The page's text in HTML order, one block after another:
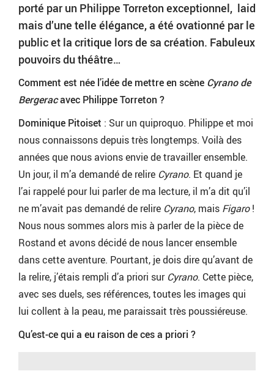
porté par un Philippe Torreton exceptionnel, laid
mais d’une telle élégance, a été ovationné par le
public et la critique lors de sa création. Fabuleux
pouvoirs du théâtre…
Comment est née l’idée de mettre en scène Cyrano de
Bergeracavec Philippe Torreton ?
Dominique Pitoiset : Sur un quiproquo. Philippe et moi
nous connaissons depuis très longtemps. Voilà des
années que nous avions envie de travailler ensemble.
Un jour, il m’a demandé de relire Cyrano. Et quand je
l’ai rappelé pour lui parler de ma lecture, il m’a dit qu’il
ne m’avait pas demandé de relire Cyrano, mais Figaro!
Nous nous sommes alors mis à parler de la pièce de
Rostand et avons décidé de nous lancer ensemble
dans cette aventure. Pourtant, je dois dire qu’avant de
la relire, j’étais rempli d’a priori sur Cyrano. Cette pièce,
avec ses duels, ses références, toutes les images qui
lui collent à la peau, me paraissait très poussiéreuse.
Qu’est-ce qui a eu raison de ces a priori ?